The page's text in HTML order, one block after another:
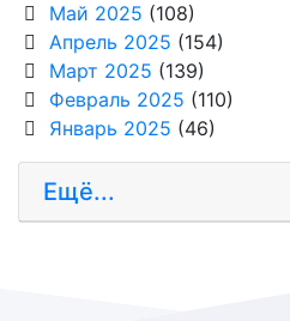
Май 2025 (108)
Апрель 2025 (154)
Март 2025 (139)
Февраль 2025 (110)
Январь 2025 (46)
Ещё...